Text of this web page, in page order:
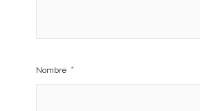
Nombre *